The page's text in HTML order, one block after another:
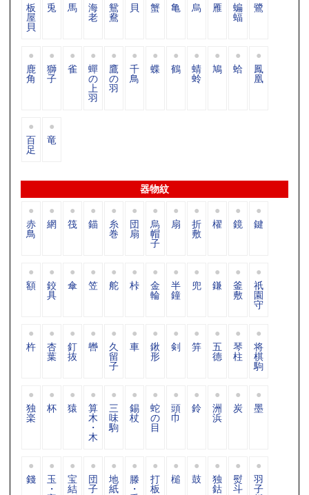
板
屋
貝
兎 馬 海
老
鴛
鴦
貝 蟹 亀 烏 雁 蝙
蝠
鷺
鹿
角
獅
子
雀 蟬
の
上
羽
鷹
の
羽
千
鳥
蝶 鶴 蜻
蛉
鳩 蛤 鳳
凰
百
足
竜
器物紋
赤
鳥
網 筏 錨 糸
巻
団
扇
烏
帽
子
扇 折
敷
櫂 鏡 鍵
額 鉸
具
傘 笠 舵 桛 金
輪
半
鐘
兜 鎌 釜
敷
祇
園
守
杵 杏
葉
釘
抜
轡 久
留
子
車 鍬
形
剣 笄 五
德
琴
柱
将
棋
駒
独
楽
杯 猿 算
木
・
木
三
味
駒
錫
杖
蛇
の
目
頭
巾
鈴 洲
浜
炭 墨
錢 玉
・
宝
結
団
子
地
紙
滕
・
打
板
槌 鼓 独
鈷
熨
斗
羽
子